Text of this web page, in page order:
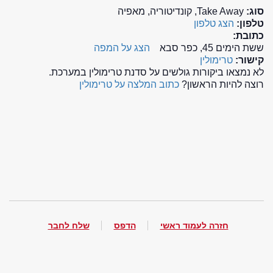
סוג: Take Away, קונדיטוריה, מאפיה
טלפון: הצג טלפון
כתובת:
ששת הימים 45, כפר סבא
הצג על המפה
קישור: טרימולין
לא נמצאו ביקורות גולשים על סדנת טרימולין במערכת.
רוצה להיות הראשון? כתוב המלצה על טרימולין
חזרה לעמוד ראשי הדפס שלח לחבר